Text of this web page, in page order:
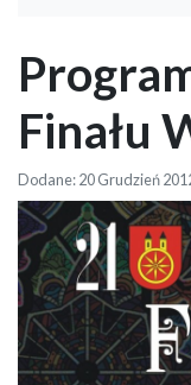
Finału
Dodane: 20 Grudzień